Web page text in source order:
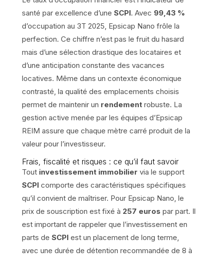
santé par excellence d’une SCPI. Avec 99,43 %
d’occupation au 3T 2025, Epsicap Nano frôle la
perfection. Ce chiffre n’est pas le fruit du hasard
mais d’une sélection drastique des locataires et
d’une anticipation constante des vacances
locatives. Même dans un contexte économique
contrasté, la qualité des emplacements choisis
permet de maintenir un rendementrobuste. La
gestion active menée par les équipes d’Epsicap
REIM assure que chaque mètre carré produit de la
valeur pour l’investisseur.
Frais, fiscalité et risques : ce qu’il faut savoir
Tout investissement immobilier via le support
SCPIcomporte des caractéristiques spécifiques
qu’il convient de maîtriser. Pour Epsicap Nano, le
prix de souscription est fixé à 257 euros par part. Il
est important de rappeler que l’investissement en
parts de SCPIest un placement de long terme,
avec une durée de détention recommandée de 8 à